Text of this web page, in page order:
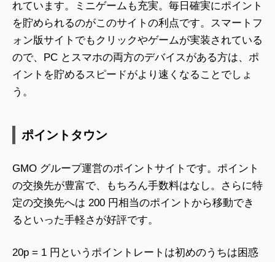
れています。ミニゲームも充実。毎日確実にポイント
を貯められるのがこのサイトの利点です。スマートフ
ォン版サイトでもクリックやゲームが実装されている
ので、PC とスマホの両方のデバイスがある方は、ポ
イントを貯めるスピードがより速くなることでしょ
う。
ポイントタウン
GMO グループ運営のポイントサイトです。ポイント
の交換先が豊富で、もちろん手数料はなし。さらに特
定の交換先へは 200 円相当のポイントから移動でき
るといった手軽さが好評です。
20p = 1 円というポイントレートは初めのうちは困惑